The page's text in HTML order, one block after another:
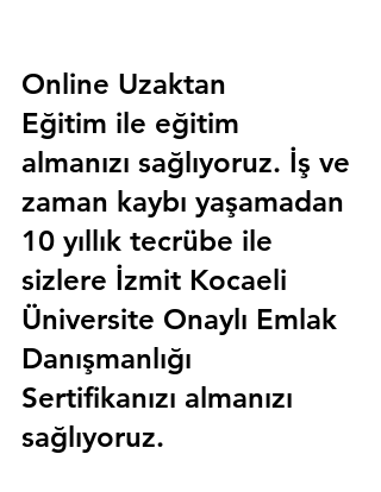
Online Uzaktan
Eğitim ile eğitim
almanızı sağlıyoruz. İş ve
zaman kaybı yaşamadan
10 yıllık tecrübe ile
sizlere İzmit Kocaeli
Üniversite Onaylı Emlak
Danışmanlığı
Sertifikanızı almanızı
sağlıyoruz.